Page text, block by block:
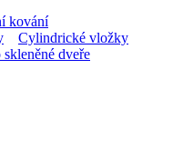
kování
Cylindrické vložky
dveře